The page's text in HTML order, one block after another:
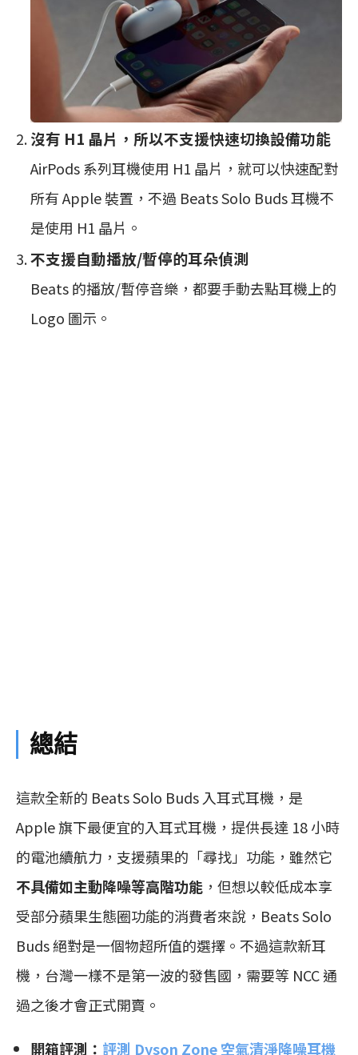
沒有 H1 晶片，所以不支援快速切換設備功能
AirPods 系列耳機使用 H1 晶片，就可以快速配對
所有 Apple 裝置，不過 Beats Solo Buds 耳機不
是使用 H1 晶片。
不支援自動播放/暫停的耳朵偵測
Beats 的播放/暫停音樂，都要手動去點耳機上的
Logo 圖示。
總結
這款全新的 Beats Solo Buds 入耳式耳機，是
Apple 旗下最便宜的入耳式耳機，提供長達 18 小時
的電池續航力，支援蘋果的「尋找」功能，雖然它
不具備如主動降噪等高階功能 ，但想以較低成本享
受部分蘋果生態圈功能的消費者來說，Beats Solo
Buds 絕對是一個物超所值的選擇。不過這款新耳
機，台灣一樣不是第一波的發售國，需要等 NCC 通
過之後才會正式開賣。
開箱評測： 評測 Dyson Zone 空氣清淨降噪耳機